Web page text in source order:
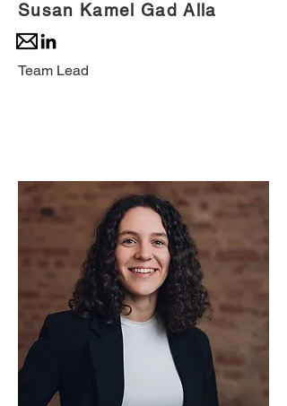
Susan Kamel Gad Alla
Team Lead